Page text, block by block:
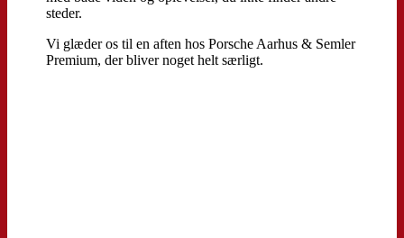
steder.
Vi glæder os til en aften hos Porsche Aarhus & Semler
Premium, der bliver noget helt særligt.